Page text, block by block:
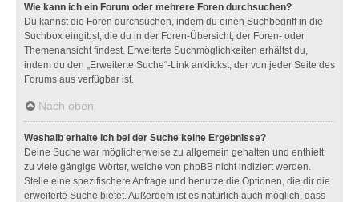
Wie kann ich ein Forum oder mehrere Foren durchsuchen?
Du kannst die Foren durchsuchen, indem du einen Suchbegriff in die
Suchbox eingibst, die du in der Foren-Übersicht, der Foren- oder
Themenansicht findest. Erweiterte Suchmöglichkeiten erhältst du,
indem du den „Erweiterte Suche“-Link anklickst, der von jeder Seite des
Forums aus verfügbar ist.
Nach oben
Weshalb erhalte ich bei der Suche keine Ergebnisse?
Deine Suche war möglicherweise zu allgemein gehalten und enthielt
zu viele gängige Wörter, welche von phpBB nicht indiziert werden.
Stelle eine spezifischere Anfrage und benutze die Optionen, die dir die
erweiterte Suche bietet. Außerdem ist es natürlich auch möglich, dass